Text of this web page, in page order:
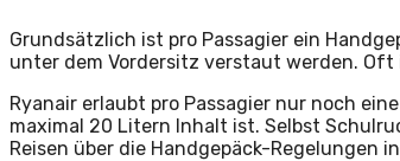
Grundsätzlich ist pro Passagier ein
unter dem Vordersitz verstaut werden.
Ryanair erlaubt pro Passagier nur noch
maximal 20 Litern Inhalt ist. Selbst
Reisen über die Handgepäck-Regelungen